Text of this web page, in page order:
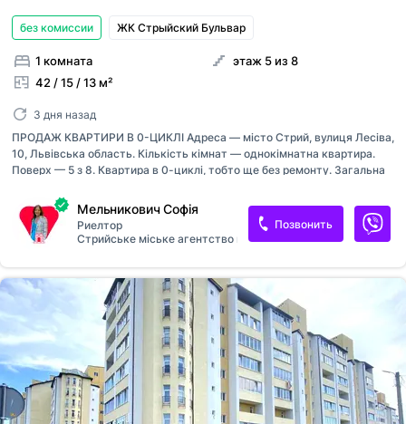
без комиссии ЖК Стрыйский Бульвар
1 комната
42 / 15 / 13 м²
этаж 5 из 8
3 дня назад
ПРОДАЖ КВАРТИРИ В 0-ЦИКЛІ Адреса — місто Стрий, вулиця Лесіва,
10, Львівська область. Кількість кімнат — однокімнатна квартира.
Поверх — 5 з 8. Квартира в 0-циклі, тобто ще без ремонту. Загальна
оздоблення від забудовника: чистова стяжка та штукатурка.
Технічне оснащення: металопластикові вікна та балконні двері,
сертифіковані вхідні двері, монтаж систем водопостачання,
індивідуальне, буде встановлений двоконтурний котел. Балкон —
один. Санвузол— один суміжний. Будинок вводиться в експлуатацію
в 3-й квартал 2028 року — 1-й квартал 2029 року (залежно від
конкретної чер...
Мельникович Софія
Риелтор
Стрийське міське агентство нерухомості
Позвонить